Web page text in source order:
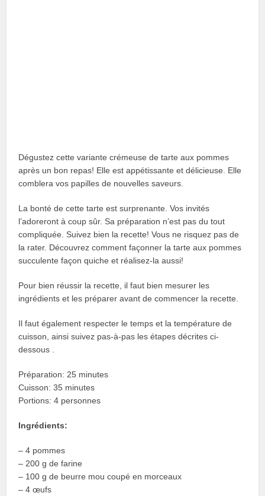
Dégustez cette variante crémeuse de tarte aux pommes
après un bon repas! Elle est appétissante et délicieuse. Elle
comblera vos papilles de nouvelles saveurs.
La bonté de cette tarte est surprenante. Vos invités
l’adoreront à coup sûr. Sa préparation n’est pas du tout
compliquée. Suivez bien la recette! Vous ne risquez pas de
la rater. Découvrez comment façonner la tarte aux pommes
succulente façon quiche et réalisez-la aussi!
Pour bien réussir la recette, il faut bien mesurer les
ingrédients et les préparer avant de commencer la recette.
Il faut également respecter le temps et la température de
cuisson, ainsi suivez pas-à-pas les étapes décrites ci-
dessous .
Préparation: 25 minutes
Cuisson: 35 minutes
Portions: 4 personnes
Ingrédients:
– 4 pommes
– 200 g de farine
– 100 g de beurre mou coupé en morceaux
– 4 œufs